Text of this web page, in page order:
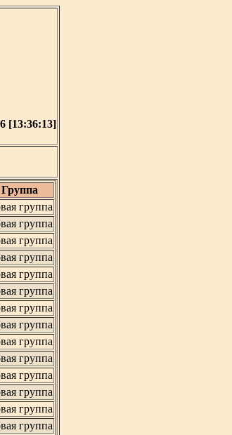
[13:36:13]
Группа
группа
группа
группа
группа
группа
группа
группа
группа
группа
группа
группа
группа
группа
группа